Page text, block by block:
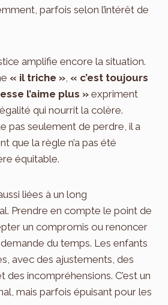
parfois selon l’intérêt de
amplifie encore la situation.
« il triche » « c’est toujours
l’aime plus » expriment
qui nourrit la colère.
pas seulement de perdre, il a
que la règle n’a pas été
équitable.
liées à un long
Prendre en compte le point de
un compromis ou renoncer
du temps. Les enfants
avec des ajustements, des
des incompréhensions. C’est un
mais parfois épuisant pour les